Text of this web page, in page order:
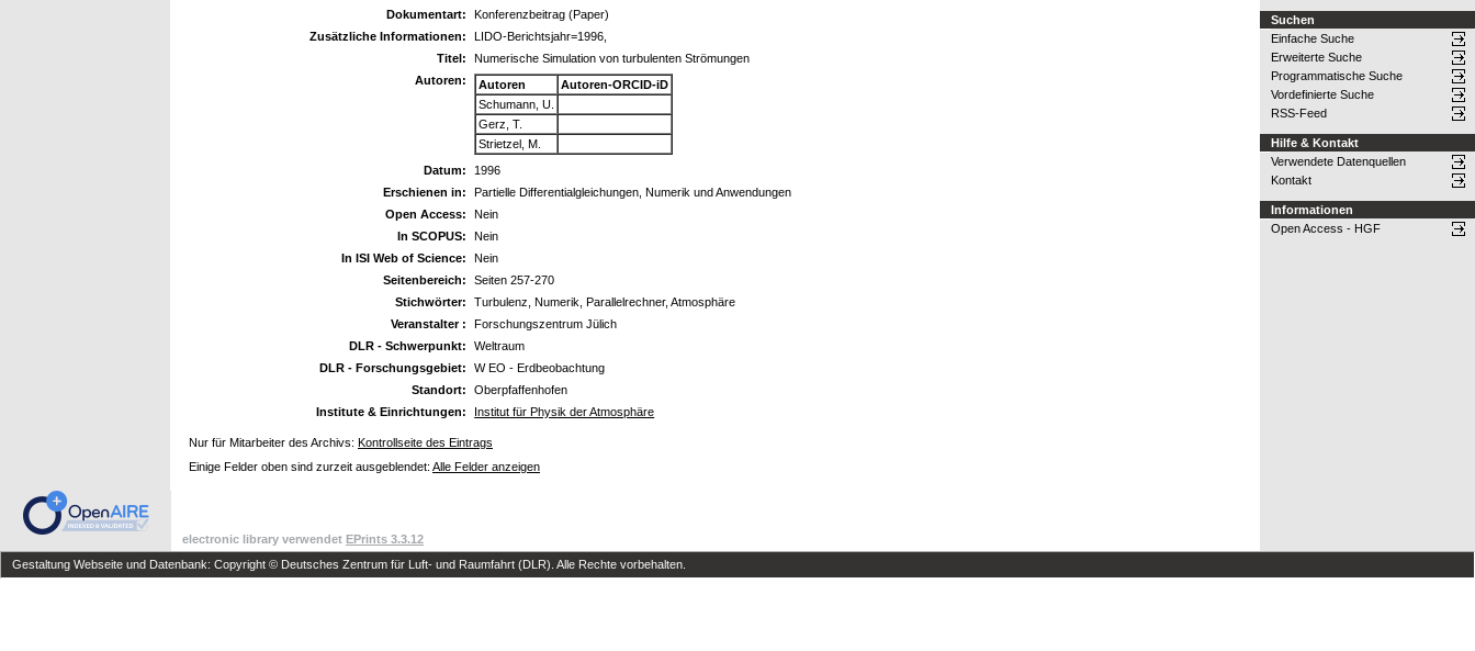
Dokumentart:
Konferenzbeitrag (Paper)
Zusätzliche Informationen:
LIDO-Berichtsjahr=1996,
Titel:
Numerische Simulation von turbulenten Strömungen
Autoren:
Autoren
Autoren-ORCID-iD
Schumann, U.
Gerz, T.
Strietzel, M.
Datum:
1996
Erschienen in:
Partielle Differentialgleichungen, Numerik und Anwendungen
Open Access:
Nein
In SCOPUS:
Nein
In ISI Web of Science:
Nein
Seitenbereich:
Seiten 257-270
Stichwörter:
Turbulenz, Numerik, Parallelrechner, Atmosphäre
Veranstalter :
Forschungszentrum Jülich
DLR - Schwerpunkt:
Weltraum
DLR - Forschungsgebiet:
W EO - Erdbeobachtung
Standort:
Oberpfaffenhofen
Institute & Einrichtungen:
Institut für Physik der Atmosphäre
Nur für Mitarbeiter des Archivs: Kontrollseite des Eintrags
Einige Felder oben sind zurzeit ausgeblendet: Alle Felder anzeigen
Suchen
Einfache Suche
Erweiterte Suche
Programmatische Suche
Vordefinierte Suche
RSS-Feed
Hilfe & Kontakt
Verwendete Datenquellen
Kontakt
Informationen
Open Access - HGF
electronic library verwendet EPrints 3.3.12
Gestaltung Webseite und Datenbank: Copyright © Deutsches Zentrum für Luft- und Raumfahrt (DLR). Alle Rechte vorbehalten.